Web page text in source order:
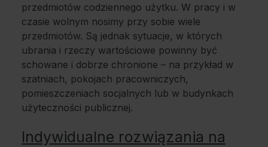
przedmiotów codziennego użytku. W pracy i w
czasie wolnym nosimy przy sobie wiele
przedmiotów. Są jednak sytuacje, w których
ubrania i rzeczy wartościowe powinny być
schowane i dobrze chronione – na przykład w
szatniach, pokojach pracowniczych,
pomieszczeniach socjalnych lub w budynkach
użyteczności publicznej.
Indywidualne rozwiązania na